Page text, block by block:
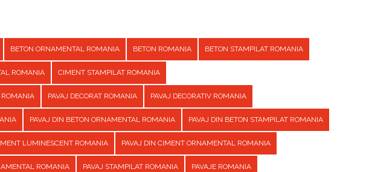
BETON ORNAMENTAL ROMANIA BETON ROMANIA BETON STAMPILAT ROMANIA
ROMANIA CIMENT STAMPILAT ROMANIA
ROMANIA PAVAJ DECORAT ROMANIA PAVAJ DECORATIV ROMANIA
PAVAJ DIN BETON ORNAMENTAL ROMANIA PAVAJ DIN BETON STAMPILAT ROMANIA
LUMINESCENT ROMANIA PAVAJ DIN CIMENT ORNAMENTAL ROMANIA
ROMANIA PAVAJ STAMPILAT ROMANIA PAVAJE ROMANIA